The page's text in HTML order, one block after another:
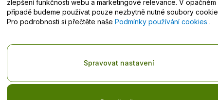
Používáním těchto webových stránek vyjadřujete souhlas s
Obchodními podmínkami,Zásadami ochrany osobních údajů,
Zásadami používání cookiesaZásadami ochrany osobních údajů
pro mobilní zařízení.
osobních údajů
zlepšení funkčnosti webu a marketingové relevance. V opačném
případě budeme používat pouze nezbytně nutné soubory
Pro podrobnosti si přečtěte naše Podmínky používání cookies .
Spravovat nastavení